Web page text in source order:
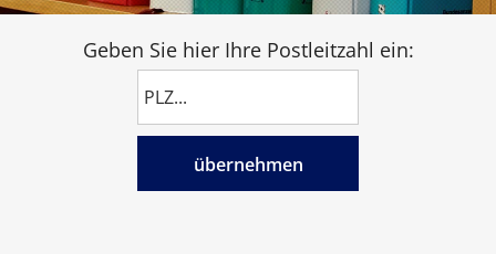
Geben Sie hier Ihre Postleitzahl ein:
übernehmen